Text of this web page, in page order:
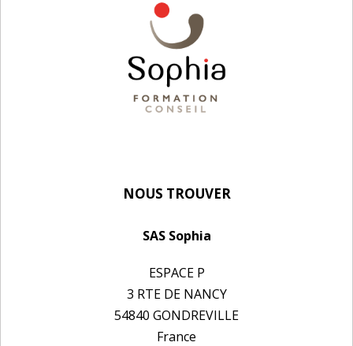
NOUS TROUVER
SAS Sophia
ESPACE P
3 RTE DE NANCY
54840 GONDREVILLE
France